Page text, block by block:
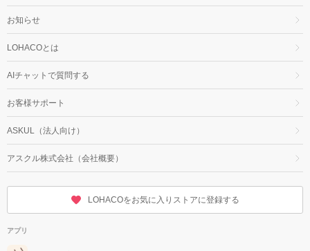
お知らせ
LOHACOとは
AIチャットで質問する
お客様サポート
ASKUL（法人向け）
アスクル株式会社（会社概要）
LOHACOをお気に入りストアに登録する
アプリ